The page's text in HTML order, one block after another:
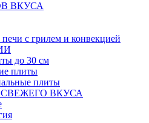
ВКУСА
с грилем и конвекцией
до 30 см
плиты
плиты
ВКУСА